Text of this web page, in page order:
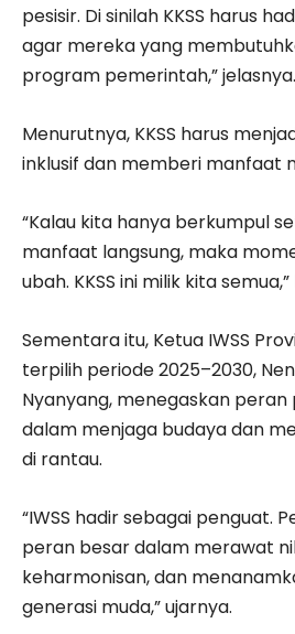
pesisir. Di sinilah KKSS harus
agar mereka yang
program pemerintah,” jelasnya.
Menurutnya, KKSS harus
inklusif dan memberi manfaat
“Kalau kita hanya berkumpul
manfaat langsung, maka
ubah. KKSS ini milik kita
Sementara itu, Ketua IWSS
terpilih periode 2025–2030,
Nyanyang, menegaskan
dalam menjaga budaya dan
di rantau.
“IWSS hadir sebagai penguat.
peran besar dalam merawat
keharmonisan, dan
generasi muda,” ujarnya.